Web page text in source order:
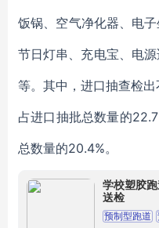
饭锅、空气净化器、电
节日灯串、充电宝、电
等。其中，进口抽查检
占进口抽批总数量的
总数量的20.4%。
学校塑胶
送检
预制型跑道